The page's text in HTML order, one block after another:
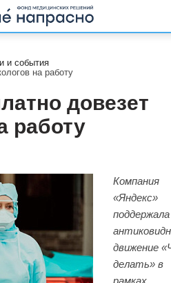
и события
на работу
довезет
работу
Компания
«Яндекс»
поддержала
движение
делать» в
рамках